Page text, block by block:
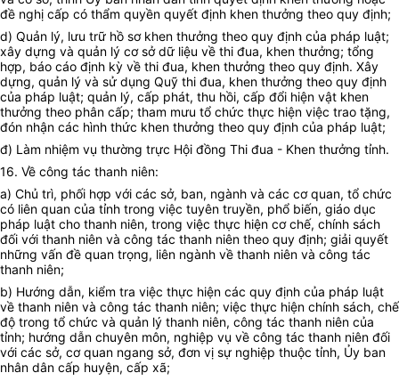
đề nghị cấp có thẩm quyền quyết định khen thưởng theo quy định;
d) Quản lý, lưu trữ hồ sơ khen thưởng theo quy định của pháp luật;
xây dựng và quản lý cơ sở dữ liệu về thi đua, khen thưởng; tổng
hợp, báo cáo định kỳ về thi đua, khen thưởng theo quy định. Xây
dựng, quản lý và sử dụng Quỹ thi đua, khen thưởng theo quy định
của pháp luật; quản lý, cấp phát, thu hồi, cấp đổi hiện vật khen
thưởng theo phân cấp; tham mưu tổ chức thực hiện việc trao tặng,
đón nhận các hình thức khen thưởng theo quy định của pháp luật;
đ) Làm nhiệm vụ thường trực Hội đồng Thi đua - Khen thưởng tỉnh.
16. Về công tác thanh niên:
a) Chủ trì, phối hợp với các sở, ban, ngành và các cơ quan, tổ chức
có liên quan của tỉnh trong việc tuyên truyền, phổ biến, giáo dục
pháp luật cho thanh niên, trong việc thực hiện cơ chế, chính sách
đối với thanh niên và công tác thanh niên theo quy định; giải quyết
những vấn đề quan trọng, liên ngành về thanh niên và công tác
thanh niên;
b) Hướng dẫn, kiểm tra việc thực hiện các quy định của pháp luật
về thanh niên và công tác thanh niên; việc thực hiện chính sách, chế
độ trong tổ chức và quản lý thanh niên, công tác thanh niên của
tỉnh; hướng dẫn chuyên môn, nghiệp vụ về công tác thanh niên đối
với các sở, cơ quan ngang sở, đơn vị sự nghiệp thuộc tỉnh, Ủy ban
nhân dân cấp huyện, cấp xã;